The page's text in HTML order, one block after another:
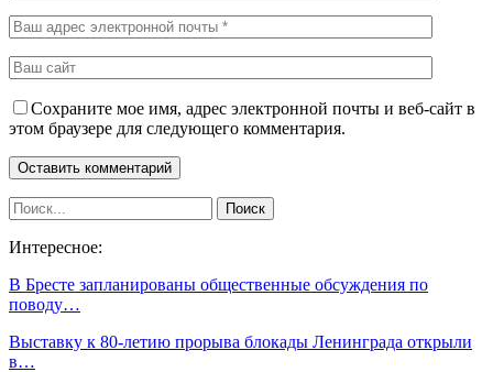
Сохраните мое имя, адрес электронной почты и веб-сайт в
этом браузере для следующего комментария.
Интересное:
В Бресте запланированы общественные обсуждения по
поводу…
Выставку к 80-летию прорыва блокады Ленинграда открыли
в…